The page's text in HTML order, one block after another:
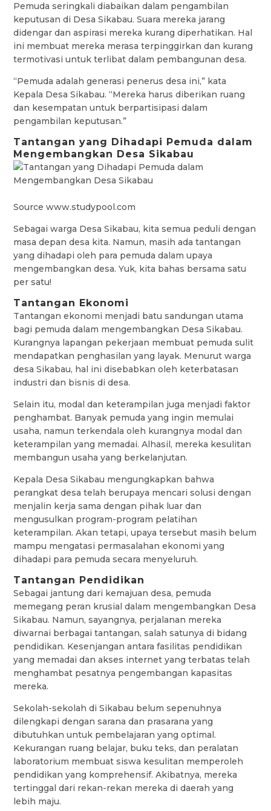
Pemuda seringkali diabaikan dalam pengambilan
keputusan di Desa Sikabau. Suara mereka jarang
didengar dan aspirasi mereka kurang diperhatikan. Hal
ini membuat mereka merasa terpinggirkan dan kurang
termotivasi untuk terlibat dalam pembangunan desa.
“Pemuda adalah generasi penerus desa ini,” kata
Kepala Desa Sikabau. “Mereka harus diberikan ruang
dan kesempatan untuk berpartisipasi dalam
pengambilan keputusan.”
Tantangan yang Dihadapi Pemuda dalam
Mengembangkan Desa Sikabau
Source www.studypool.com
Sebagai warga Desa Sikabau, kita semua peduli dengan
masa depan desa kita. Namun, masih ada tantangan
yang dihadapi oleh para pemuda dalam upaya
mengembangkan desa. Yuk, kita bahas bersama satu
per satu!
Tantangan Ekonomi
Tantangan ekonomi menjadi batu sandungan utama
bagi pemuda dalam mengembangkan Desa Sikabau.
Kurangnya lapangan pekerjaan membuat pemuda sulit
mendapatkan penghasilan yang layak. Menurut warga
desa Sikabau, hal ini disebabkan oleh keterbatasan
industri dan bisnis di desa.
Selain itu, modal dan keterampilan juga menjadi faktor
penghambat. Banyak pemuda yang ingin memulai
usaha, namun terkendala oleh kurangnya modal dan
keterampilan yang memadai. Alhasil, mereka kesulitan
membangun usaha yang berkelanjutan.
Kepala Desa Sikabau mengungkapkan bahwa
perangkat desa telah berupaya mencari solusi dengan
menjalin kerja sama dengan pihak luar dan
mengusulkan program-program pelatihan
keterampilan. Akan tetapi, upaya tersebut masih belum
mampu mengatasi permasalahan ekonomi yang
dihadapi para pemuda secara menyeluruh.
Tantangan Pendidikan
Sebagai jantung dari kemajuan desa, pemuda
memegang peran krusial dalam mengembangkan Desa
Sikabau. Namun, sayangnya, perjalanan mereka
diwarnai berbagai tantangan, salah satunya di bidang
pendidikan. Kesenjangan antara fasilitas pendidikan
yang memadai dan akses internet yang terbatas telah
menghambat pesatnya pengembangan kapasitas
mereka.
Sekolah-sekolah di Sikabau belum sepenuhnya
dilengkapi dengan sarana dan prasarana yang
dibutuhkan untuk pembelajaran yang optimal.
Kekurangan ruang belajar, buku teks, dan peralatan
laboratorium membuat siswa kesulitan memperoleh
pendidikan yang komprehensif. Akibatnya, mereka
tertinggal dari rekan-rekan mereka di daerah yang
lebih maju.